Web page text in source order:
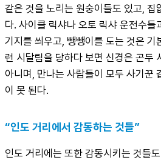
같은 것을 노리는 원숭이들도 있고, 집
다. 사이클 릭샤나 오토 릭샤 운전수들
기지를 씌우고, 뺑뺑이를 도는 것은 기
런 시달림을 당하다 보면 신경은 곤두
아니며, 만나는 사람들이 모두 사기꾼
이 못 된다.
“인도 거리에서 감동하는 것들”
인도 거리에는 또한 감동시키는 것들